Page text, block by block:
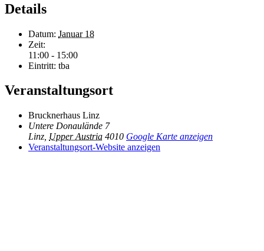
Details
Datum: Januar 18
Zeit:
11:00 - 15:00
Eintritt: tba
Veranstaltungsort
Brucknerhaus Linz
Untere Donaulände 7
Linz Upper Austria 4010 Google Karte anzeigen
Veranstaltungsort-Website anzeigen